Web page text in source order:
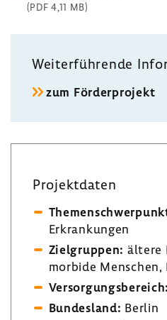
(PDF 4,11 MB)
Weiter­füh­rende
zum Förder­pro­jekt
Projekt­daten
Erkran­kungen
Ziel­gruppen: ältere
mor­bide
Versor­gungs­be­reich:
Bundes­land: Berlin